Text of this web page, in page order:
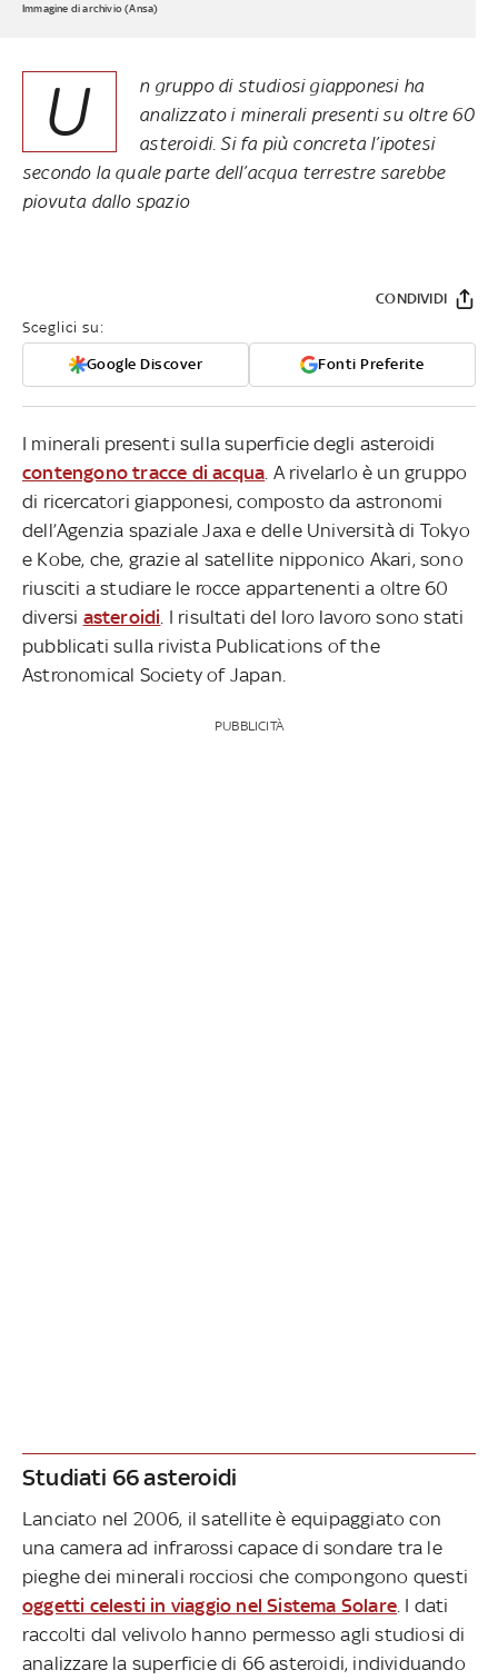
Immagine di archivio (Ansa)
U
n gruppo di studiosi giapponesi ha
analizzato i minerali presenti su oltre 60
asteroidi. Si fa più concreta l’ipotesi
secondo la quale parte dell’acqua terrestre sarebbe
piovuta dallo spazio
Sceglici su:
Google Discover Fonti Preferite
CONDIVIDI
I minerali presenti sulla superficie degli asteroidi
contengono tracce di acqua . A rivelarlo è un gruppo
di ricercatori giapponesi, composto da astronomi
dell’Agenzia spaziale Jaxa e delle Università di Tokyo
e Kobe, che, grazie al satellite nipponico Akari, sono
riusciti a studiare le rocce appartenenti a oltre 60
diversi asteroidi . I risultati del loro lavoro sono stati
pubblicati sulla rivista Publications of the
Astronomical Society of Japan.
PUBBLICITÀ
Studiati 66 asteroidi
Lanciato nel 2006, il satellite è equipaggiato con
una camera ad infrarossi capace di sondare tra le
pieghe dei minerali rocciosi che compongono questi
oggetti celesti in viaggio nel Sistema Solare . I dati
raccolti dal velivolo hanno permesso agli studiosi di
analizzare la superficie di 66 asteroidi, individuando